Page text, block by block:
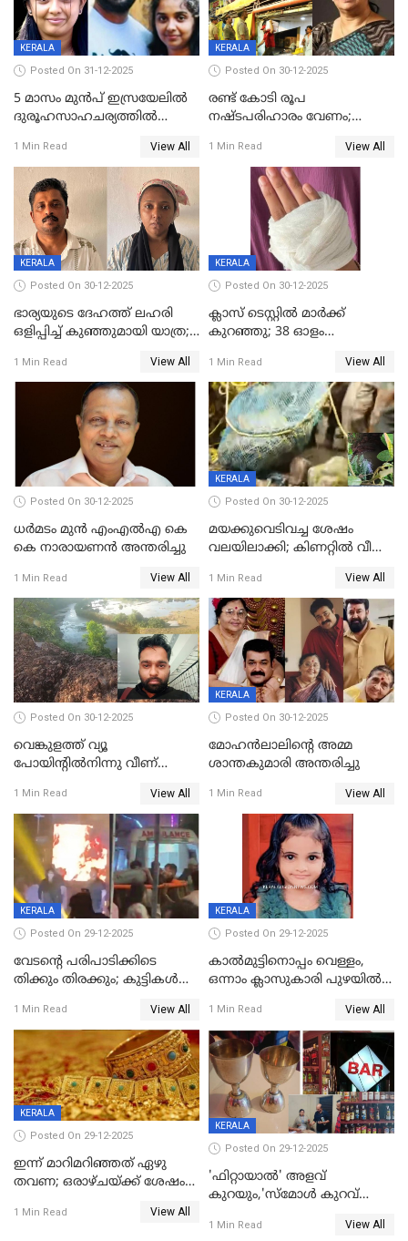
KERALA
Posted On 31-12-2025
5 മാസം മുൻപ് ഇസ്രയേലിൽ
ദുരൂഹസാഹചര്യത്തിൽ
മലയാളി യുവാവിന്റെ ഭാര്യയും
മരിച്ചു
1 Min Read View All
KERALA
Posted On 30-12-2025
രണ്ട് കോടി രൂപ
നഷ്ടപരിഹാരം വേണം;
നോട്ടീസയച്ച് ഉമാ തോമസ്
1 Min Read View All
KERALA
Posted On 30-12-2025
ഭാര്യയുടെ ദേഹത്ത് ലഹരി
ഒളിപ്പിച്ച് കുഞ്ഞുമായി യാത്ര;
പിടികൂടി പൊലീസ്
1 Min Read View All
KERALA
Posted On 30-12-2025
ക്ലാസ് ടെസ്റ്റിൽ മാർക്ക്
കുറഞ്ഞു; 38 ഓളം
സെന്ററിലെ അധ്യാപകന്‍
മർദിച്ചതായി പരാതി
1 Min Read View All
Posted On 30-12-2025
ധർമടം മുൻ എംഎല്‍എ കെ
കെ നാരായണന്‍ അന്തരിച്ചു
1 Min Read View All
KERALA
Posted On 30-12-2025
മയക്കുവെടിവച്ച ശേഷം
വലയിലാക്കി; കിണറ്റിൽ വീണ
1 Min Read View All
Posted On 30-12-2025
വെങ്കുളത്ത് വ്യൂ
പോയിന്റിൽനിന്നു വീണ്
1 Min Read View All
KERALA
Posted On 30-12-2025
മോഹന്‍ലാലിന്‍റെ അമ്മ
ശാന്തകുമാരി അന്തരിച്ചു
1 Min Read View All
KERALA
Posted On 29-12-2025
വേടന്റെ പരിപാടിക്കിടെ
തിക്കും തിരക്കും; കുട്ടികള്‍
പരിക്ക്; പാളം മറികടന്ന
യുവാവ് ട്രെയിന്‍ തട്ടി മരിച്ചു
1 Min Read View All
KERALA
Posted On 29-12-2025
കാൽമുട്ടിനൊപ്പം വെള്ളം,
ഒന്നാം ക്ലാസുകാരി പുഴയിൽ
കുട്ടികൾക്കൊപ്പം
കളിക്കുന്നതിനിടെ
1 Min Read View All
KERALA
Posted On 29-12-2025
ഇന്ന് മാറിമറിഞ്ഞത് ഏഴു
തവണ; ഒരാഴ്ചയ്ക്ക് ശേഷം
1 Min Read View All
KERALA
Posted On 29-12-2025
'ഫിറ്റായാൽ' അളവ്
കുറയും,'സ്‌മോൾ കുറവ്
പിഴ
1 Min Read View All